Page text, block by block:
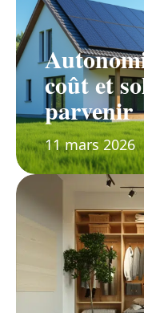
coût et
parvenir
11 mars 2026